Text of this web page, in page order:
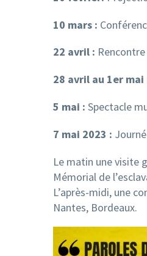
10 mars :
22 avril :
28 avril au 1er mai
5 mai : Spectacle
7 mai 2023 :
Le matin une visite
Mémorial de
L’après-midi, une
Nantes, Bordeaux.